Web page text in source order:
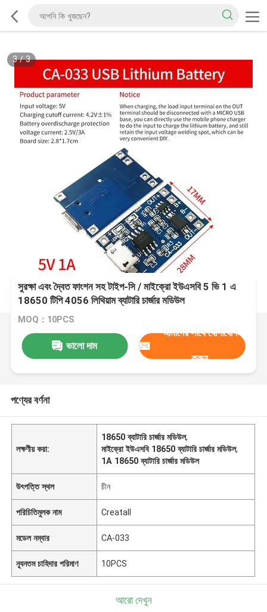
3/3
সুরক্ষা এবং দ্বৈত ফাংশন সহ টাইপ-সি / মাইক্রো ইউএসবি 5 ভি 1 এ
18650 টিপি 4056 লিথিয়াম ব্যাটারি চার্জার মডিউল
MOQ：10PCS
ভালো দাম
আমাদের সাথে যোগাযোগ
করুন
পণ্যের বর্ণনা
লক্ষণীয় করা:
18650 ব্যাটারি চার্জার মডিউল,
মাইক্রো ইউএসবি 18650 ব্যাটারি চার্জার মডিউল,
1A 18650 ব্যাটারি চার্জার মডিউল
উৎপত্তি স্থল চীন
পরিচিতিমুলক নাম Creatall
মডেল নম্বার CA-033
ন্যূনতম চাহিদার পরিমাণ 10PCS
আরো দেখুন